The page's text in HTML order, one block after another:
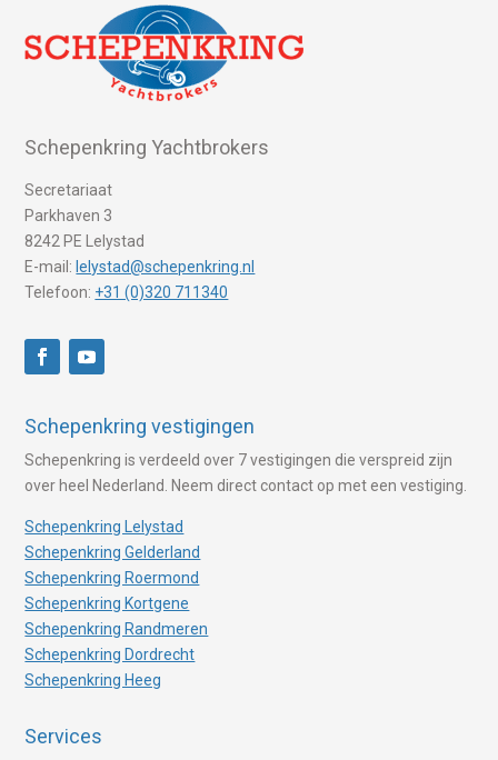
Schepenkring Yachtbrokers
Secretariaat
Parkhaven 3
8242 PE Lelystad
E-mail: lelystad@schepenkring.nl
Telefoon: +31 (0)320 711340
Schepenkring vestigingen
Schepenkring is verdeeld over 7 vestigingen die verspreid zijn
over heel Nederland. Neem direct contact op met een vestiging.
Schepenkring Lelystad
Schepenkring Gelderland
Schepenkring Roermond
Schepenkring Kortgene
Schepenkring Randmeren
Schepenkring Dordrecht
Schepenkring Heeg
Services